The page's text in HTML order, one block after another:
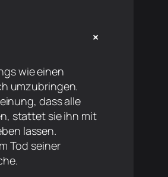
+
wie einen
umzubringen.
dass alle
stattet sie ihn mit
lassen.
Tod seiner